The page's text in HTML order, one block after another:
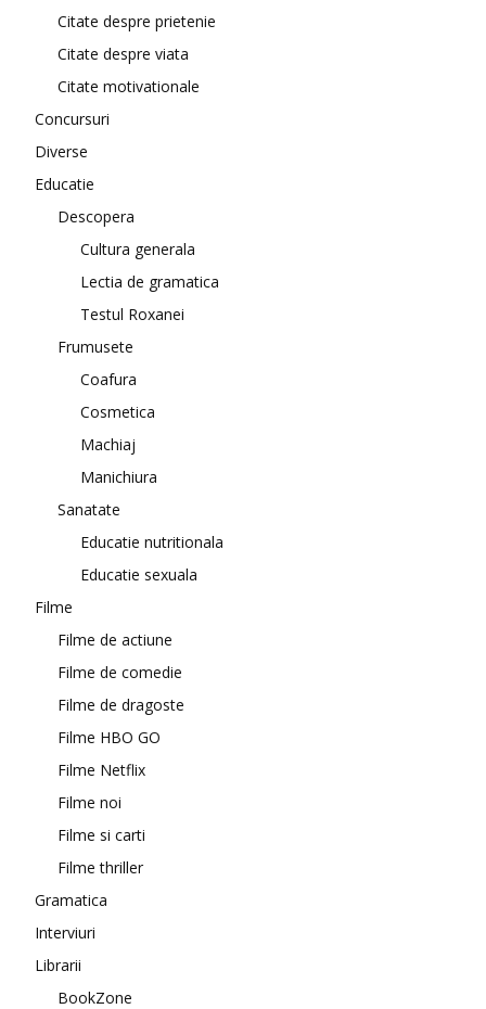
Citate despre prietenie
Citate despre viata
Citate motivationale
Concursuri
Diverse
Educatie
Descopera
Cultura generala
Lectia de gramatica
Testul Roxanei
Frumusete
Coafura
Cosmetica
Machiaj
Manichiura
Sanatate
Educatie nutritionala
Educatie sexuala
Filme
Filme de actiune
Filme de comedie
Filme de dragoste
Filme HBO GO
Filme Netflix
Filme noi
Filme si carti
Filme thriller
Gramatica
Interviuri
Librarii
BookZone